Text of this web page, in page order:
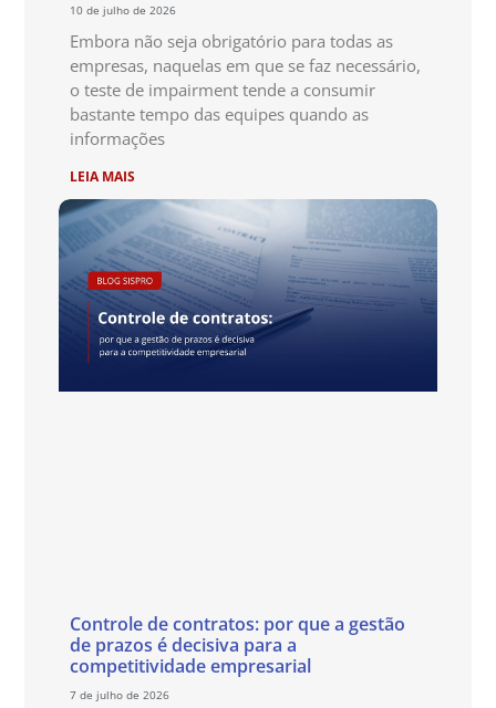
10 de julho de 2026
Embora não seja obrigatório para todas as
empresas, naquelas em que se faz necessário,
o teste de impairment tende a consumir
bastante tempo das equipes quando as
informações
LEIA MAIS
Controle de contratos: por que a gestão
de prazos é decisiva para a
competitividade empresarial
7 de julho de 2026